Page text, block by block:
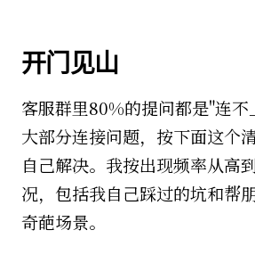
开门见山
客服群里80%的提问都是"连不
大部分连接问题，按下面这个
自己解决。我按出现频率从高
况，包括我自己踩过的坑和帮
奇葩场景。